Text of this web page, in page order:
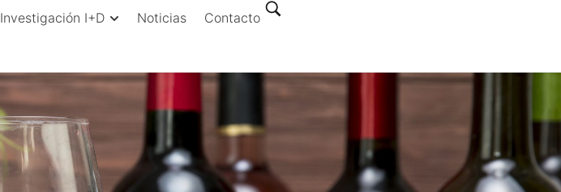
Investigación I+D Noticias Contacto